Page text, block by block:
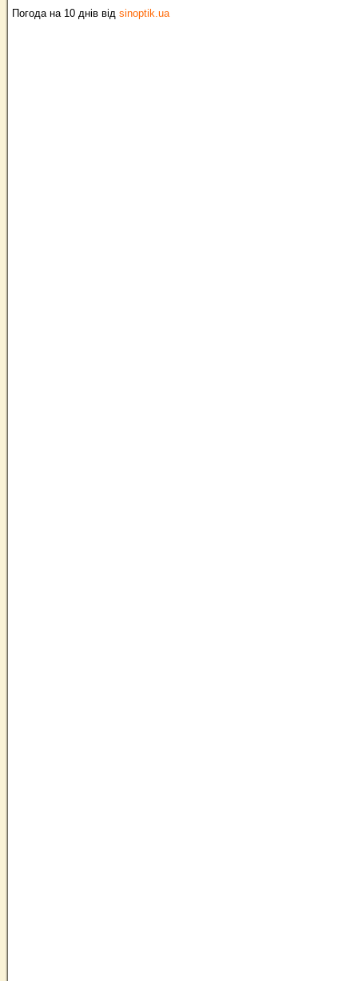
Погода на 10 днів від sinoptik.ua